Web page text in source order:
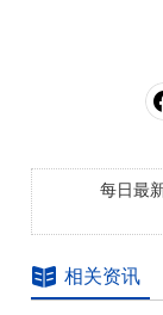
每日最
相关资讯